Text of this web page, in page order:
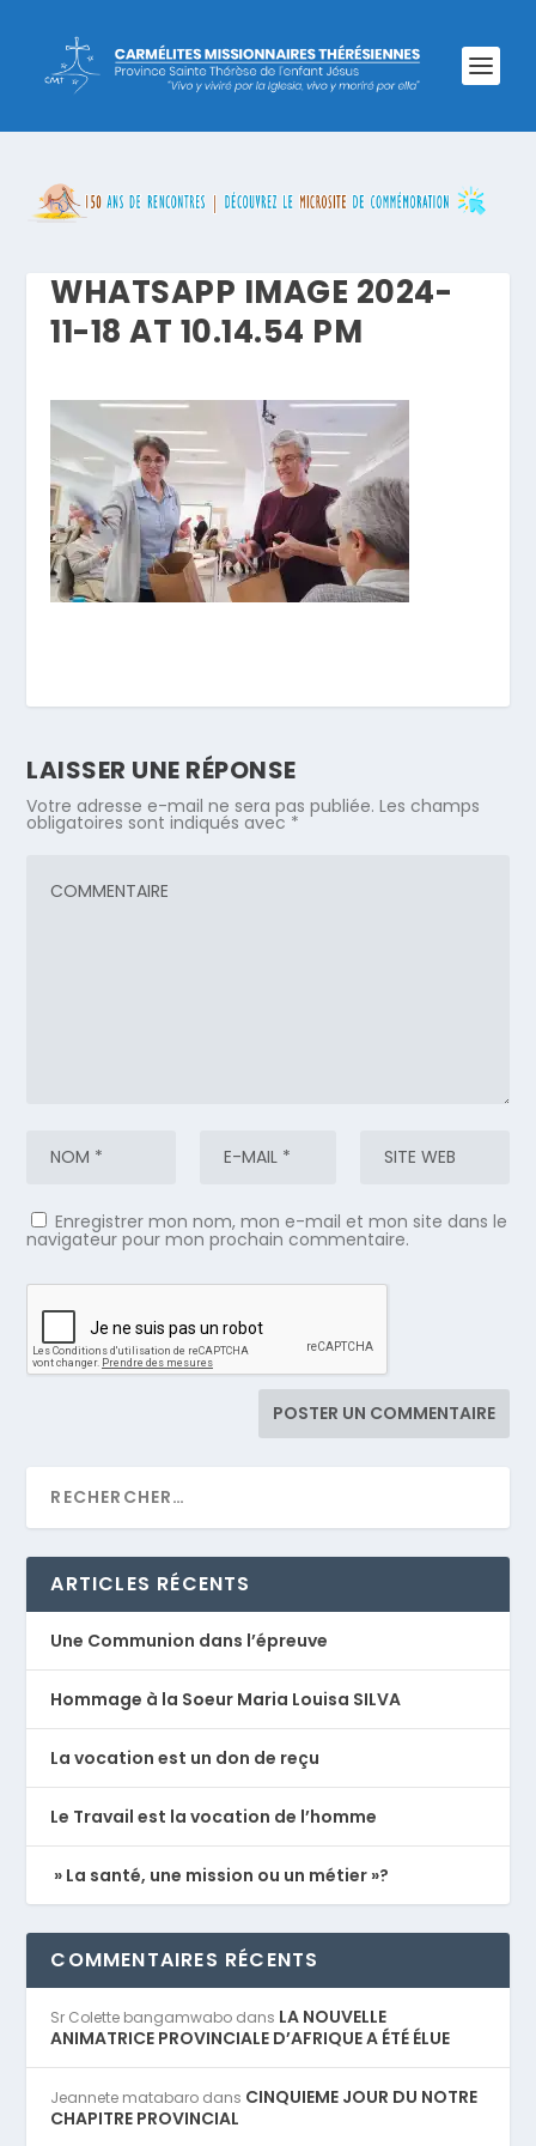
WHATSAPP IMAGE 2024-
11-18 AT 10.14.54 PM
LAISSER UNE RÉPONSE
Votre adresse e-mail ne sera pas publiée. Les champs
obligatoires sont indiqués avec *
Enregistrer mon nom, mon e-mail et mon site dans le
navigateur pour mon prochain commentaire.
ARTICLES RÉCENTS
Une Communion dans l’épreuve
Hommage à la Soeur Maria Louisa SILVA
La vocation est un don de reçu
Le Travail est la vocation de l’homme
» La santé, une mission ou un métier »?
COMMENTAIRES RÉCENTS
Sr Colette bangamwabo dans LA NOUVELLE
ANIMATRICE PROVINCIALE D’AFRIQUE A ÉTÉ ÉLUE
Jeannete matabaro dans CINQUIEME JOUR DU NOTRE
CHAPITRE PROVINCIAL